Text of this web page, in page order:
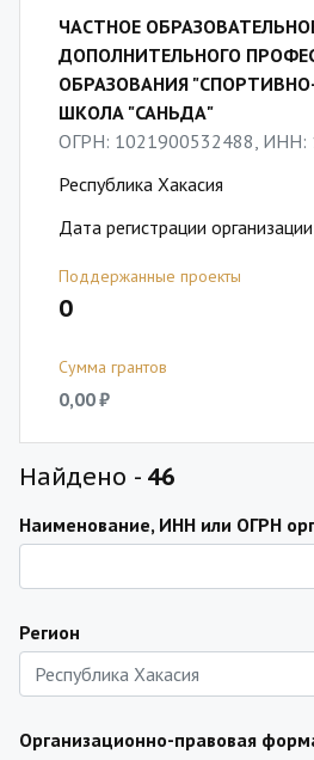
ЧАСТНОЕ
ДОПОЛНИТЕЛЬНОГО
ОБРАЗОВАНИЯ
ШКОЛА "САНЬДА"
ОГРН: 1021900532488, ИНН:
Республика Хакасия
Дата регистрации
Поддержанные проекты
0
Сумма грантов
0,00 ₽
Найдено - 46
Наименование, ИНН или ОГРН
Регион
Организационно-правовая